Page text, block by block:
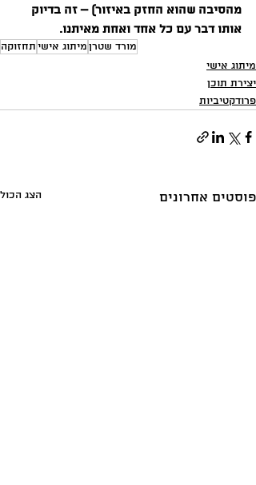
מהסיבה שהוא החזק באיזור) – זה בדיוק
אותו דבר עם כל אחד ואחת מאיתנו.
מורד שטרןמיתוג אישיתחזוקה
מיתוג אישי
יצירת תוכן
פרודקטיביות
פוסטים אחרונים הצג הכול